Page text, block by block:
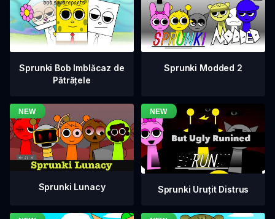
Sprunki Bob Imblăcaz de
Pătrățele
Sprunki Modded 2
Sprunki Lunacy Sprunki Uruțit Distrus